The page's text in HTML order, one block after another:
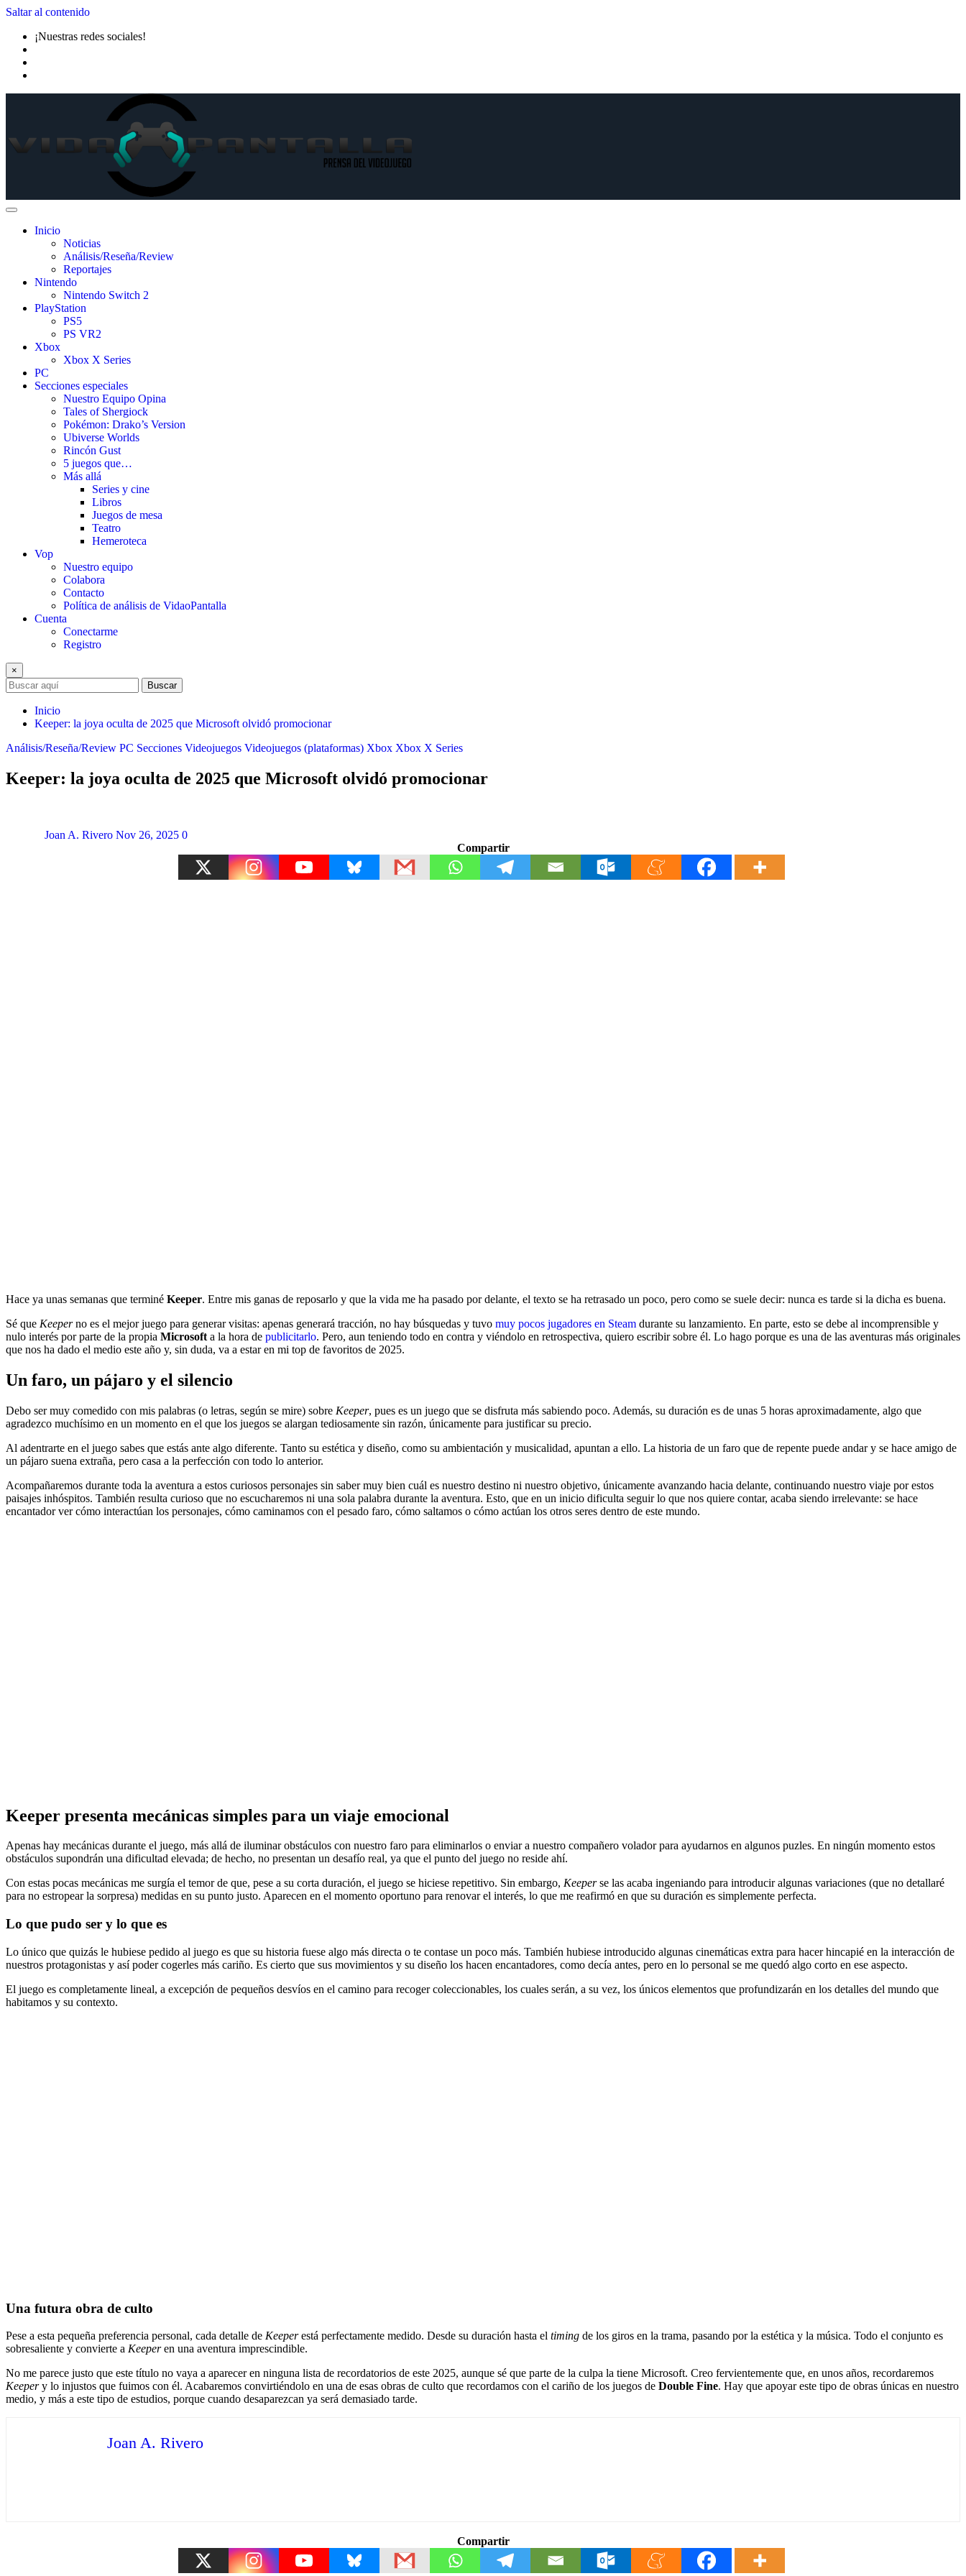
Saltar al contenido
¡Nuestras redes sociales!
Inicio
Noticias
Análisis/Reseña/Review
Reportajes
Nintendo
Nintendo Switch 2
PlayStation
PS5
PS VR2
Xbox
Xbox X Series
PC
Secciones especiales
Nuestro Equipo Opina
Tales of Shergiock
Pokémon: Drako’s Version
Ubiverse Worlds
Rincón Gust
5 juegos que…
Más allá
Series y cine
Libros
Juegos de mesa
Teatro
Hemeroteca
Vop
Nuestro equipo
Colabora
Contacto
Política de análisis de VidaoPantalla
Cuenta
Conectarme
Registro
×
Buscar
Inicio
Keeper: la joya oculta de 2025 que Microsoft olvidó promocionar
Análisis/Reseña/Review PC Secciones Videojuegos Videojuegos (plataformas) Xbox Xbox X Series
Keeper: la joya oculta de 2025 que Microsoft olvidó promocionar
Joan A. Rivero Nov 26, 2025 0
Compartir
Hace ya unas semanas que terminé Keeper. Entre mis ganas de reposarlo y que la vida me ha pasado por delante, el texto se ha retrasado un poco, pero como se suele decir: nunca es tarde si la dicha es buena.
Sé que Keeperno es el mejor juego para generar visitas: apenas generará tracción, no hay búsquedas y tuvo muy pocos jugadores en Steam durante su lanzamiento. En parte, esto se debe al incomprensible y
nulo interés por parte de la propia Microsoft a la hora de publicitarlo. Pero, aun teniendo todo en contra y viéndolo en retrospectiva, quiero escribir sobre él. Lo hago porque es una de las aventuras más originales
que nos ha dado el medio este año y, sin duda, va a estar en mi top de favoritos de 2025.
Un faro, un pájaro y el silencio
Debo ser muy comedido con mis palabras (o letras, según se mire) sobre Keeper, pues es un juego que se disfruta más sabiendo poco. Además, su duración es de unas 5 horas aproximadamente, algo que
agradezco muchísimo en un momento en el que los juegos se alargan tediosamente sin razón, únicamente para justificar su precio.
Al adentrarte en el juego sabes que estás ante algo diferente. Tanto su estética y diseño, como su ambientación y musicalidad, apuntan a ello. La historia de un faro que de repente puede andar y se hace amigo de
un pájaro suena extraña, pero casa a la perfección con todo lo anterior.
Acompañaremos durante toda la aventura a estos curiosos personajes sin saber muy bien cuál es nuestro destino ni nuestro objetivo, únicamente avanzando hacia delante, continuando nuestro viaje por estos
paisajes inhóspitos. También resulta curioso que no escucharemos ni una sola palabra durante la aventura. Esto, que en un inicio dificulta seguir lo que nos quiere contar, acaba siendo irrelevante: se hace
encantador ver cómo interactúan los personajes, cómo caminamos con el pesado faro, cómo saltamos o cómo actúan los otros seres dentro de este mundo.
Keeper presenta mecánicas simples para un viaje emocional
Apenas hay mecánicas durante el juego, más allá de iluminar obstáculos con nuestro faro para eliminarlos o enviar a nuestro compañero volador para ayudarnos en algunos puzles. En ningún momento estos
obstáculos supondrán una dificultad elevada; de hecho, no presentan un desafío real, ya que el punto del juego no reside ahí.
Con estas pocas mecánicas me surgía el temor de que, pese a su corta duración, el juego se hiciese repetitivo. Sin embargo, Keeperse las acaba ingeniando para introducir algunas variaciones (que no detallaré
para no estropear la sorpresa) medidas en su punto justo. Aparecen en el momento oportuno para renovar el interés, lo que me reafirmó en que su duración es simplemente perfecta.
Lo que pudo ser y lo que es
Lo único que quizás le hubiese pedido al juego es que su historia fuese algo más directa o te contase un poco más. También hubiese introducido algunas cinemáticas extra para hacer hincapié en la interacción de
nuestros protagonistas y así poder cogerles más cariño. Es cierto que sus movimientos y su diseño los hacen encantadores, como decía antes, pero en lo personal se me quedó algo corto en ese aspecto.
El juego es completamente lineal, a excepción de pequeños desvíos en el camino para recoger coleccionables, los cuales serán, a su vez, los únicos elementos que profundizarán en los detalles del mundo que
habitamos y su contexto.
Una futura obra de culto
Pese a esta pequeña preferencia personal, cada detalle de Keeperestá perfectamente medido. Desde su duración hasta el timing de los giros en la trama, pasando por la estética y la música. Todo el conjunto es
sobresaliente y convierte a Keeperen una aventura imprescindible.
No me parece justo que este título no vaya a aparecer en ninguna lista de recordatorios de este 2025, aunque sé que parte de la culpa la tiene Microsoft. Creo fervientemente que, en unos años, recordaremos
Keepery lo injustos que fuimos con él. Acabaremos convirtiéndolo en una de esas obras de culto que recordamos con el cariño de los juegos de Double Fine. Hay que apoyar este tipo de obras únicas en nuestro
medio, y más a este tipo de estudios, porque cuando desaparezcan ya será demasiado tarde.
Joan A. Rivero
Compartir